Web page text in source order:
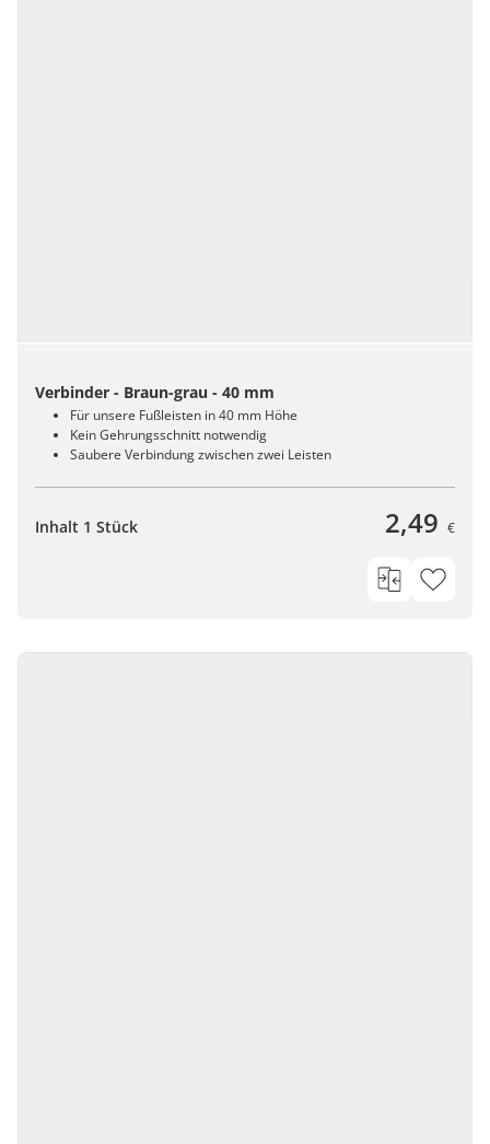
Verbinder - Braun-grau - 40 mm
Für unsere Fußleisten in 40 mm Höhe
Kein Gehrungsschnitt notwendig
Saubere Verbindung zwischen zwei Leisten
Inhalt 1 Stück 2,49 €